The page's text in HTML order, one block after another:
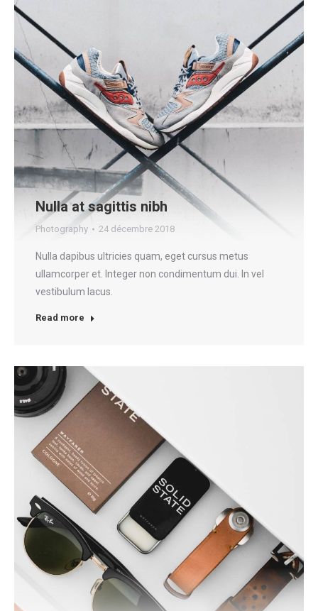
Nulla at sagittis nibh
Photography 24 décembre 2018
Nulla dapibus ultricies quam, eget cursus metus
ullamcorper et. Integer non condimentum dui. In vel
vestibulum lacus.
Read more